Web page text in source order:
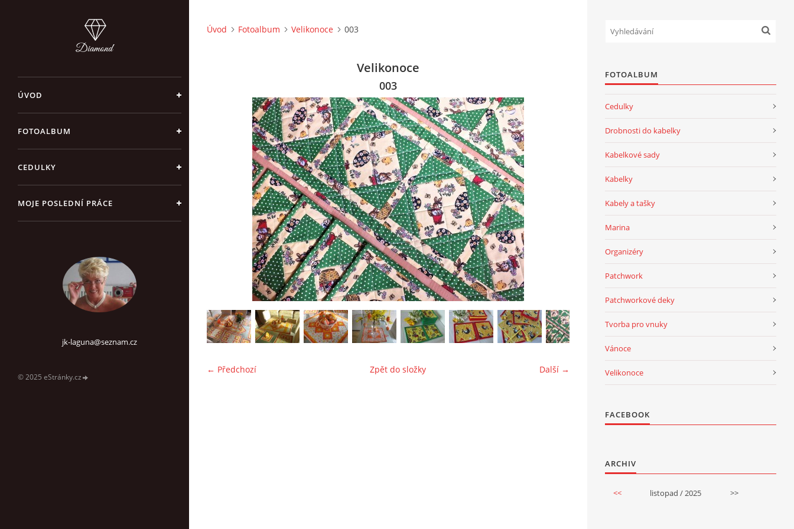
ÚVOD
FOTOALBUM
CEDULKY
MOJE POSLEDNÍ PRÁCE
jk-laguna@seznam.cz
© 2025 eStránky.cz
Úvod Fotoalbum Velikonoce 003
Velikonoce
003
← Předchozí Další →
Zpět do složky
FOTOALBUM
Cedulky
Drobnosti do kabelky
Kabelkové sady
Kabelky
Kabely a tašky
Marina
Organizéry
Patchwork
Patchworkové deky
Tvorba pro vnuky
Vánoce
Velikonoce
FACEBOOK
ARCHIV
<< listopad / 2025 >>